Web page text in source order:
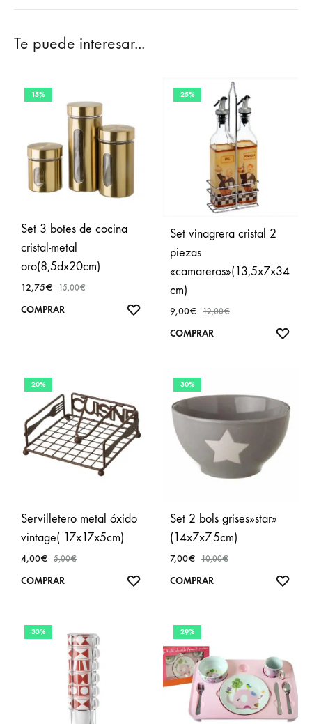
Te puede interesar...
15%
Set 3 botes de cocina
cristal-metal
oro(8,5dx20cm)
12,75€ 15,00€
COMPRAR
AÑADIR
25%
Set vinagrera cristal 2
piezas
«camareros»(13,5x7x34
cm)
9,00€ 12,00€
COMPRAR
20%
Servilletero metal óxido
vintage( 17x17x5cm)
4,00€ 5,00€
COMPRAR
AÑADIR
30%
Set 2 bols grises»star»
(14x7x7.5cm)
7,00€ 10,00€
COMPRAR
33% 29%